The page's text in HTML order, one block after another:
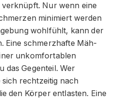
Nur wenn eine
minimiert werden
wohlfühlt, kann der
Eine schmerzhafte Mäh-
unkomfortablen
das Gegenteil. Wer
rechtzeitig nach
den Körper entlasten. Eine